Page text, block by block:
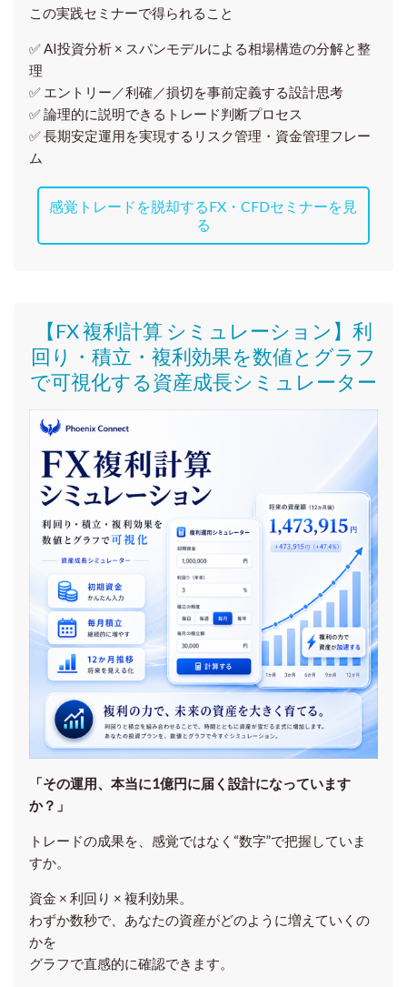
この実践セミナーで得られること
✅ AI投資分析 × スパンモデルによる相場構造の分解と整
理
✅ エントリー／利確／損切を事前定義する設計思考
✅ 論理的に説明できるトレード判断プロセス
✅ 長期安定運用を実現するリスク管理・資金管理フレー
ム
感覚トレードを脱却するFX・CFDセミナーを見
る
【FX 複利計算 シミュレーション】利
回り・積立・複利効果を数値とグラフ
で可視化する資産成長シミュレーター
「その運用、本当に1億円に届く設計になっています
か？」
トレードの成果を、感覚ではなく“数字”で把握していま
すか。
資金 × 利回り × 複利効果。
わずか数秒で、あなたの資産がどのように増えていくの
かを
グラフで直感的に確認できます。